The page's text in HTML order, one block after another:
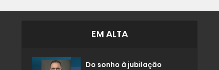
EM ALTA
Do sonho à jubilação